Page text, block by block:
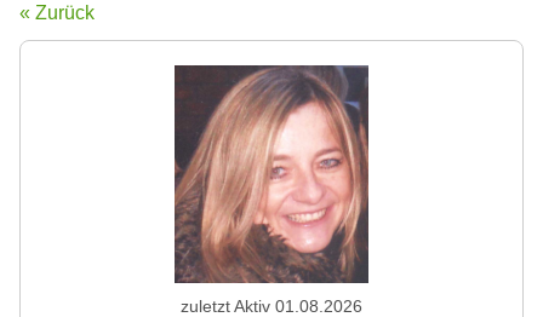
« Zurück
zuletzt Aktiv 01.08.2026